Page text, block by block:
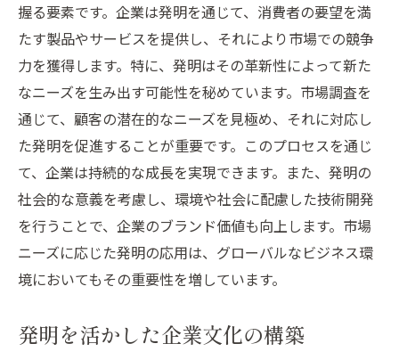
発明を通じたブランドロイヤルティの構築
新しいアイデアが世界を変える！発明のビジネ
ス活用術
アイデアから発明への変革プロセス
発明の実現可能性を高める方法
市場変化に対応する発明の戦略
発明を活用したビジネスモデルの再構築
発明とデジタルトランスフォーメーション
発明による持続可能なビジネスの創造
発明がもたらすビジネス成功への新たなアプロ
成功を導く発明の選定基準
握る要素です。企業は発明を通じて、消費者の要望を満
たす製品やサービスを提供し、それにより市場での競争
力を獲得します。特に、発明はその革新性によって新た
なニーズを生み出す可能性を秘めています。市場調査を
通じて、顧客の潜在的なニーズを見極め、それに対応し
た発明を促進することが重要です。このプロセスを通じ
て、企業は持続的な成長を実現できます。また、発明の
社会的な意義を考慮し、環境や社会に配慮した技術開発
を行うことで、企業のブランド価値も向上します。市場
ニーズに応じた発明の応用は、グローバルなビジネス環
境においてもその重要性を増しています。
発明を活かした企業文化の構築